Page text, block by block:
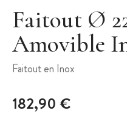
Faitout Ø
Amovible
Faitout en Inox
182,90 €